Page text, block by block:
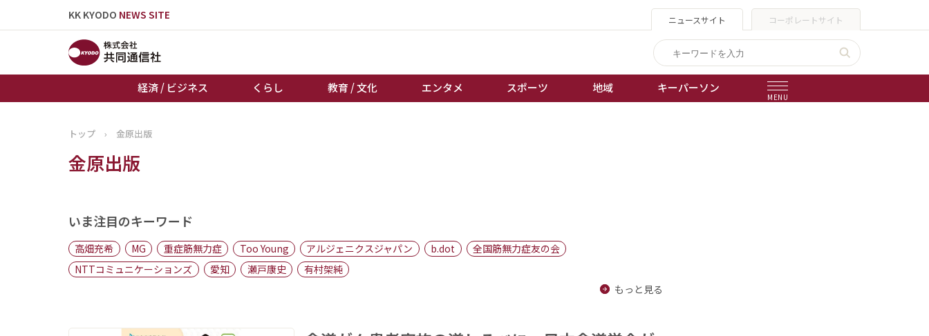
KK KYODO NEWS SITE ニュースサイト コーポレートサイト
経済 / ビジネス くらし 教育 / 文化 エンタメ スポーツ 地域 キーパーソン
MENU
トップページ
お知らせ
地域
キーパーソン
棋王戦
トップ › 金原出版
金原出版
いま注目のキーワード
高畑充希 MG 重症筋無力症 Too Young アルジェニクスジャパン b.dot
全国筋無力症友の会
NTTコミュニケーションズ
愛知 瀬戸康史
有村架純
もっと見る